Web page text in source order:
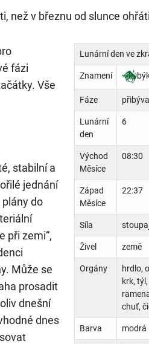
než v březnu od slunce
Lunární den ve
Znamení
Fáze
Lunární
den
6
Východ
Měsíce
08:30
Západ
Měsíce
22:37
Síla
Živel země
Orgány
hrdlo,
krk,
chuť,
Barva modrá
fázi
Vše
stabilní a
jednání
do
při zemi“,
Může se
prosadit
dnešní
dnes